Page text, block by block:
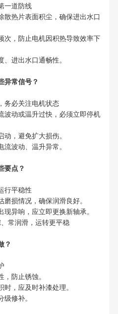
一道防线
散热片表面积尘，确保进出水口
次，防止电机因积热导致效率下
进出水口通畅性。
常信号？
务必关注电机状态
波动或温升过快，必须立即停机
，避免扩大损伤。
波动、温升异常。
点？
行平稳性
损情况，确保润滑良好。
异响，应立即更换新轴承。
常润滑，运转更平稳
？
防止锈蚀。
，应及时补漆处理。
修补。